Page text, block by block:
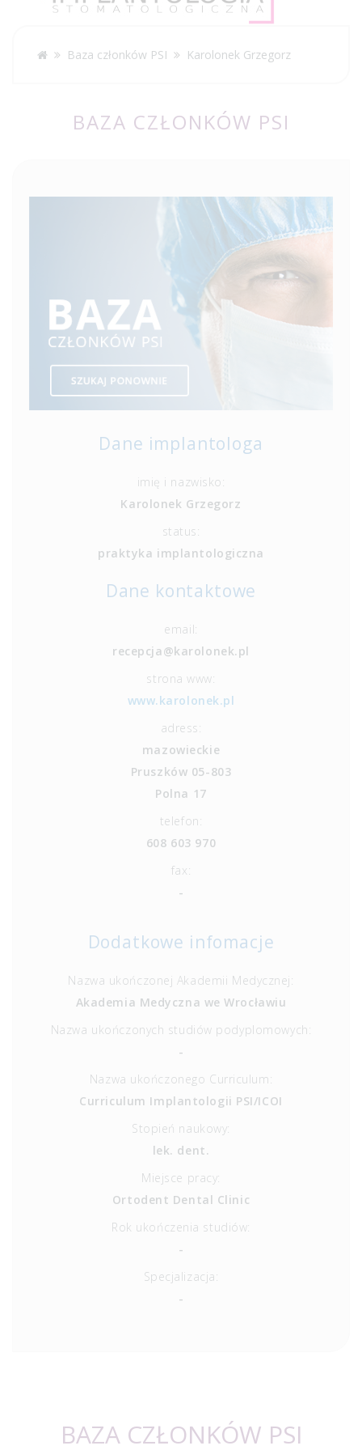
Baza członków PSI Karolonek Grzegorz
BAZA CZŁONKÓW PSI
Dane implantologa
imię i nazwisko:
Karolonek Grzegorz
status:
praktyka implantologiczna
Dane kontaktowe
email:
recepcja@karolonek.pl
strona www:
www.karolonek.pl
adress:
mazowieckie
Pruszków 05-803
Polna 17
telefon:
608 603 970
fax:
-
Dodatkowe infomacje
Nazwa ukończonej Akademii Medycznej:
Akademia Medyczna we Wrocławiu
Nazwa ukończonych studiów podyplomowych:
-
Nazwa ukończonego Curriculum:
Curriculum Implantologii PSI/ICOI
Stopień naukowy:
lek. dent.
Miejsce pracy:
Ortodent Dental Clinic
Rok ukończenia studiów:
-
Specjalizacja:
-
BAZA CZŁONKÓW PSI